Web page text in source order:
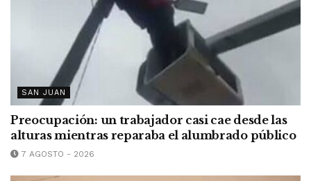
SAN JUAN
Preocupación: un trabajador casi cae desde las
alturas mientras reparaba el alumbrado público
7 AGOSTO - 2026